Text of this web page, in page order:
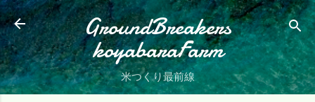
スキップしてメイン コンテンツに移動
GroundBreakers
koyabaraFarm
米つくり最前線